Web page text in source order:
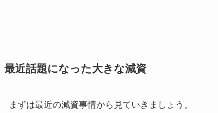
最近話題になった大きな減資
まずは最近の減資事情から見ていきましょう。